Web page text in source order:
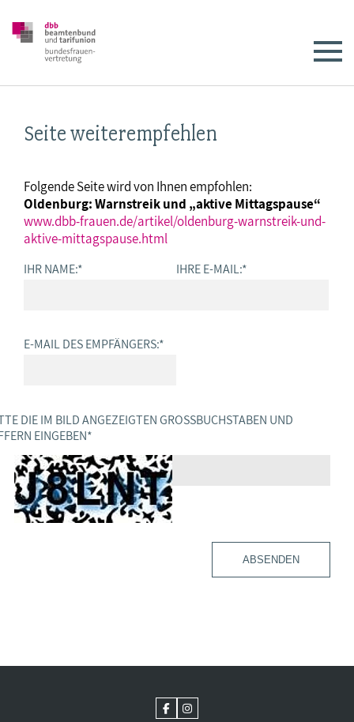
Seite weiterempfehlen
Folgende Seite wird von Ihnen empfohlen:
Oldenburg: Warnstreik und „aktive Mittagspause“
www.dbb-frauen.de/artikel/oldenburg-warnstreik-und-
aktive-mittagspause.html
IHR NAME:* IHRE E-MAIL:*
E-MAIL DES EMPFÄNGERS:*
DIE IM BILD ANGEZEIGTEN GROSSBUCHSTABEN UND Z
EINGEBEN *
ABSENDEN